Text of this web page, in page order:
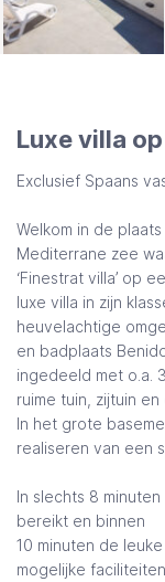
Luxe villa
Exclusief Spaans
Welkom in de
Mediterrane zee
‘Finestrat villa’ op
luxe villa in zijn
heuvelachtige
en badplaats
ingedeeld met o.a.
ruime tuin, zijtuin en
In het grote
realiseren van een
In slechts 8
bereikt en binnen
10 minuten de
mogelijke